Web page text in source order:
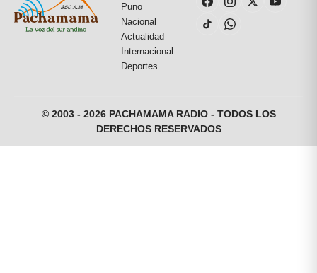
Puno
Nacional
Actualidad
Internacional
Deportes
© 2003 - 2026 PACHAMAMA RADIO - TODOS LOS
DERECHOS RESERVADOS